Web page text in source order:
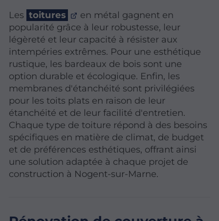
Les toitures
en métal gagnent en
popularité grâce à leur robustesse, leur
légèreté et leur capacité à résister aux
intempéries extrêmes. Pour une esthétique
rustique, les bardeaux de bois sont une
option durable et écologique. Enfin, les
membranes d'étanchéité sont privilégiées
pour les toits plats en raison de leur
étanchéité et de leur facilité d'entretien.
Chaque type de toiture répond à des besoins
spécifiques en matière de climat, de budget
et de préférences esthétiques, offrant ainsi
une solution adaptée à chaque projet de
construction à Nogent-sur-Marne.